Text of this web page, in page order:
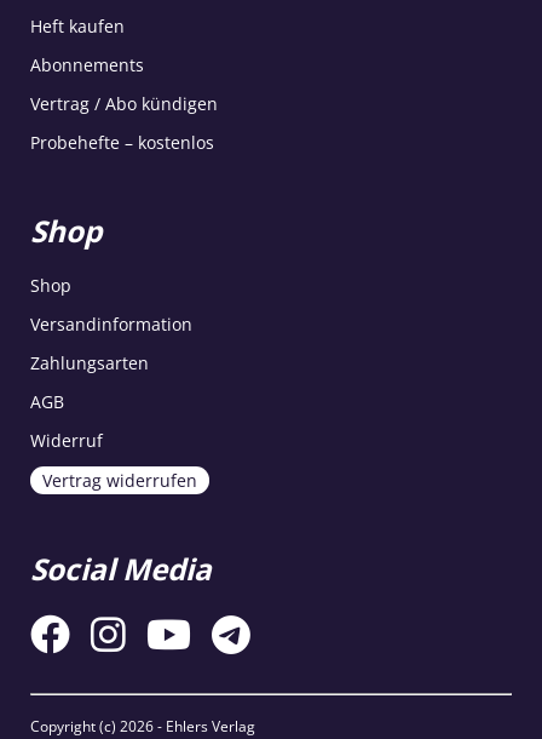
Heft kaufen
Abonnements
Vertrag / Abo kündigen
Probehefte – kostenlos
Shop
Shop
Versandinformation
Zahlungsarten
AGB
Widerruf
Vertrag widerrufen
Social Media
Copyright (c) 2026 - Ehlers Verlag